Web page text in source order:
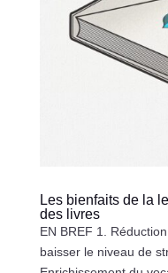
Les bienfaits de la
des livres
EN BREF 1.
baisser le niveau de